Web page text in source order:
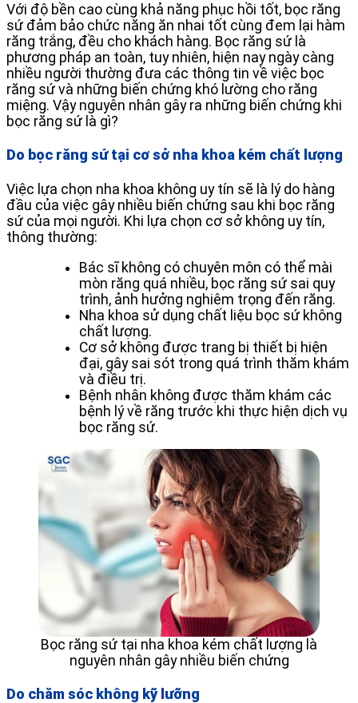
Với độ bền cao cùng khả năng phục hồi tốt, bọc răng
sứ đảm bảo chức năng ăn nhai tốt cùng đem lại hàm
răng trắng, đều cho khách hàng. Bọc răng sứ là
phương pháp an toàn, tuy nhiên, hiện nay ngày càng
nhiều người thường đưa các thông tin về việc bọc
răng sứ và những biến chứng khó lường cho răng
miệng. Vậy nguyên nhân gây ra những biến chứng khi
bọc răng sứ là gì?
Do bọc răng sứ tại cơ sở nha khoa kém chất lượng
Việc lựa chọn nha khoa không uy tín sẽ là lý do hàng
đầu của việc gây nhiều biến chứng sau khi bọc răng
sứ của mọi người. Khi lựa chọn cơ sở không uy tín,
thông thường:
Bác sĩ không có chuyên môn có thể mài
mòn răng quá nhiều, bọc răng sứ sai quy
trình, ảnh hưởng nghiêm trọng đến răng.
Nha khoa sử dụng chất liệu bọc sứ không
chất lượng.
Cơ sở không được trang bị thiết bị hiện
đại, gây sai sót trong quá trình thăm khám
và điều trị.
Bệnh nhân không được thăm khám các
bệnh lý về răng trước khi thực hiện dịch vụ
bọc răng sứ.
Bọc răng sứ tại nha khoa kém chất lượng là
nguyên nhân gây nhiều biến chứng
Do chăm sóc không kỹ lưỡng